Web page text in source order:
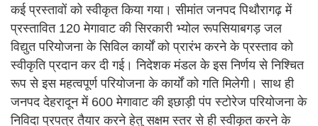
कई प्रस्तावों को स्वीकृत किया गया। सीमांत जनपद पिथौरागढ़ में
प्रस्तावित 120 मेगावाट की सिरकारी भ्योल रूपसियाबगड़ जल
विद्युत परियोजना के सिविल कार्यों को प्रारंभ करने के प्रस्ताव को
स्वीकृति प्रदान कर दी गई। निदेशक मंडल के इस निर्णय से निश्चित
रूप से इस महत्वपूर्ण परियोजना के कार्यों को गति मिलेगी। साथ ही
जनपद देहरादून में 600 मेगावाट की इछाड़ी पंप स्टोरेज परियोजना के
निविदा प्रपत्र तैयार करने हेतु सक्षम स्तर से ही स्वीकृत करने के